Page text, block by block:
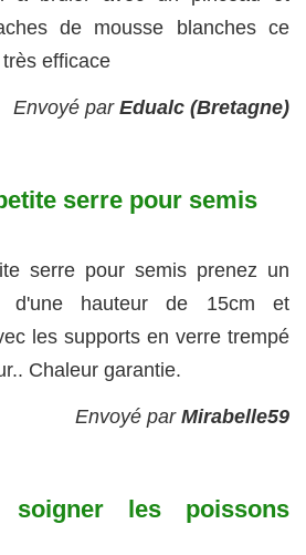
de mousse blanches ce
efficace
Envoyé par Edualc (Bretagne)
serre pour semis
serre pour semis prenez un
d'une hauteur de 15cm et
les supports en verre trempé
Chaleur garantie.
Envoyé par Mirabelle59
les poissons